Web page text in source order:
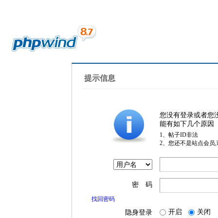
提示信息
您没有登录或者您
能有如下几个原因
1、帖子ID非法
2、您还不是站点会员
密 码
找回密码
隐身登录 开启 关闭